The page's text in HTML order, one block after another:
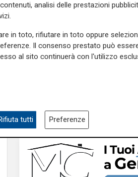
GOG, Notturni en plein
agosto a Palazzo
analisi delle prestazioni
in toto, rifiutare in toto oppure
Il consenso prestato può
al sito continuerà con l'utilizzo
tutti Preferenze